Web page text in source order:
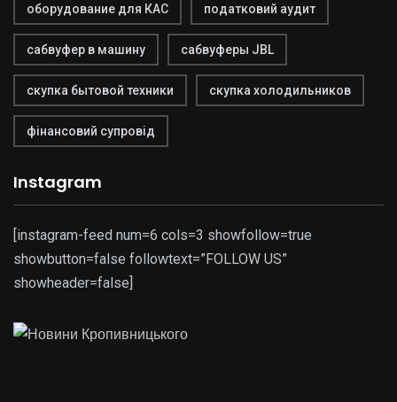
оборудование для КАС податковий аудит
сабвуфер в машину сабвуферы JBL
скупка бытовой техники скупка холодильников
фінансовий супровід
Instagram
[instagram-feed num=6 cols=3 showfollow=true
showbutton=false followtext=”FOLLOW US”
showheader=false]